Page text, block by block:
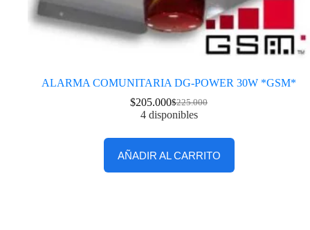
ALARMA COMUNITARIA DG-POWER 30W *GSM*
$225.000
$205.000
4 disponibles
AÑADIR AL CARRITO